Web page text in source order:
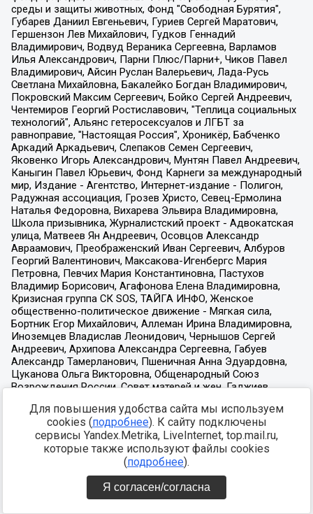
Для повышения удобства сайта мы используем
cookies (подробнее). К сайту подключены
сервисы Yandex.Metrika, LiveInternet, top.mail.ru,
которые также используют файлы cookies
(подробнее).
Я согласен/согласна